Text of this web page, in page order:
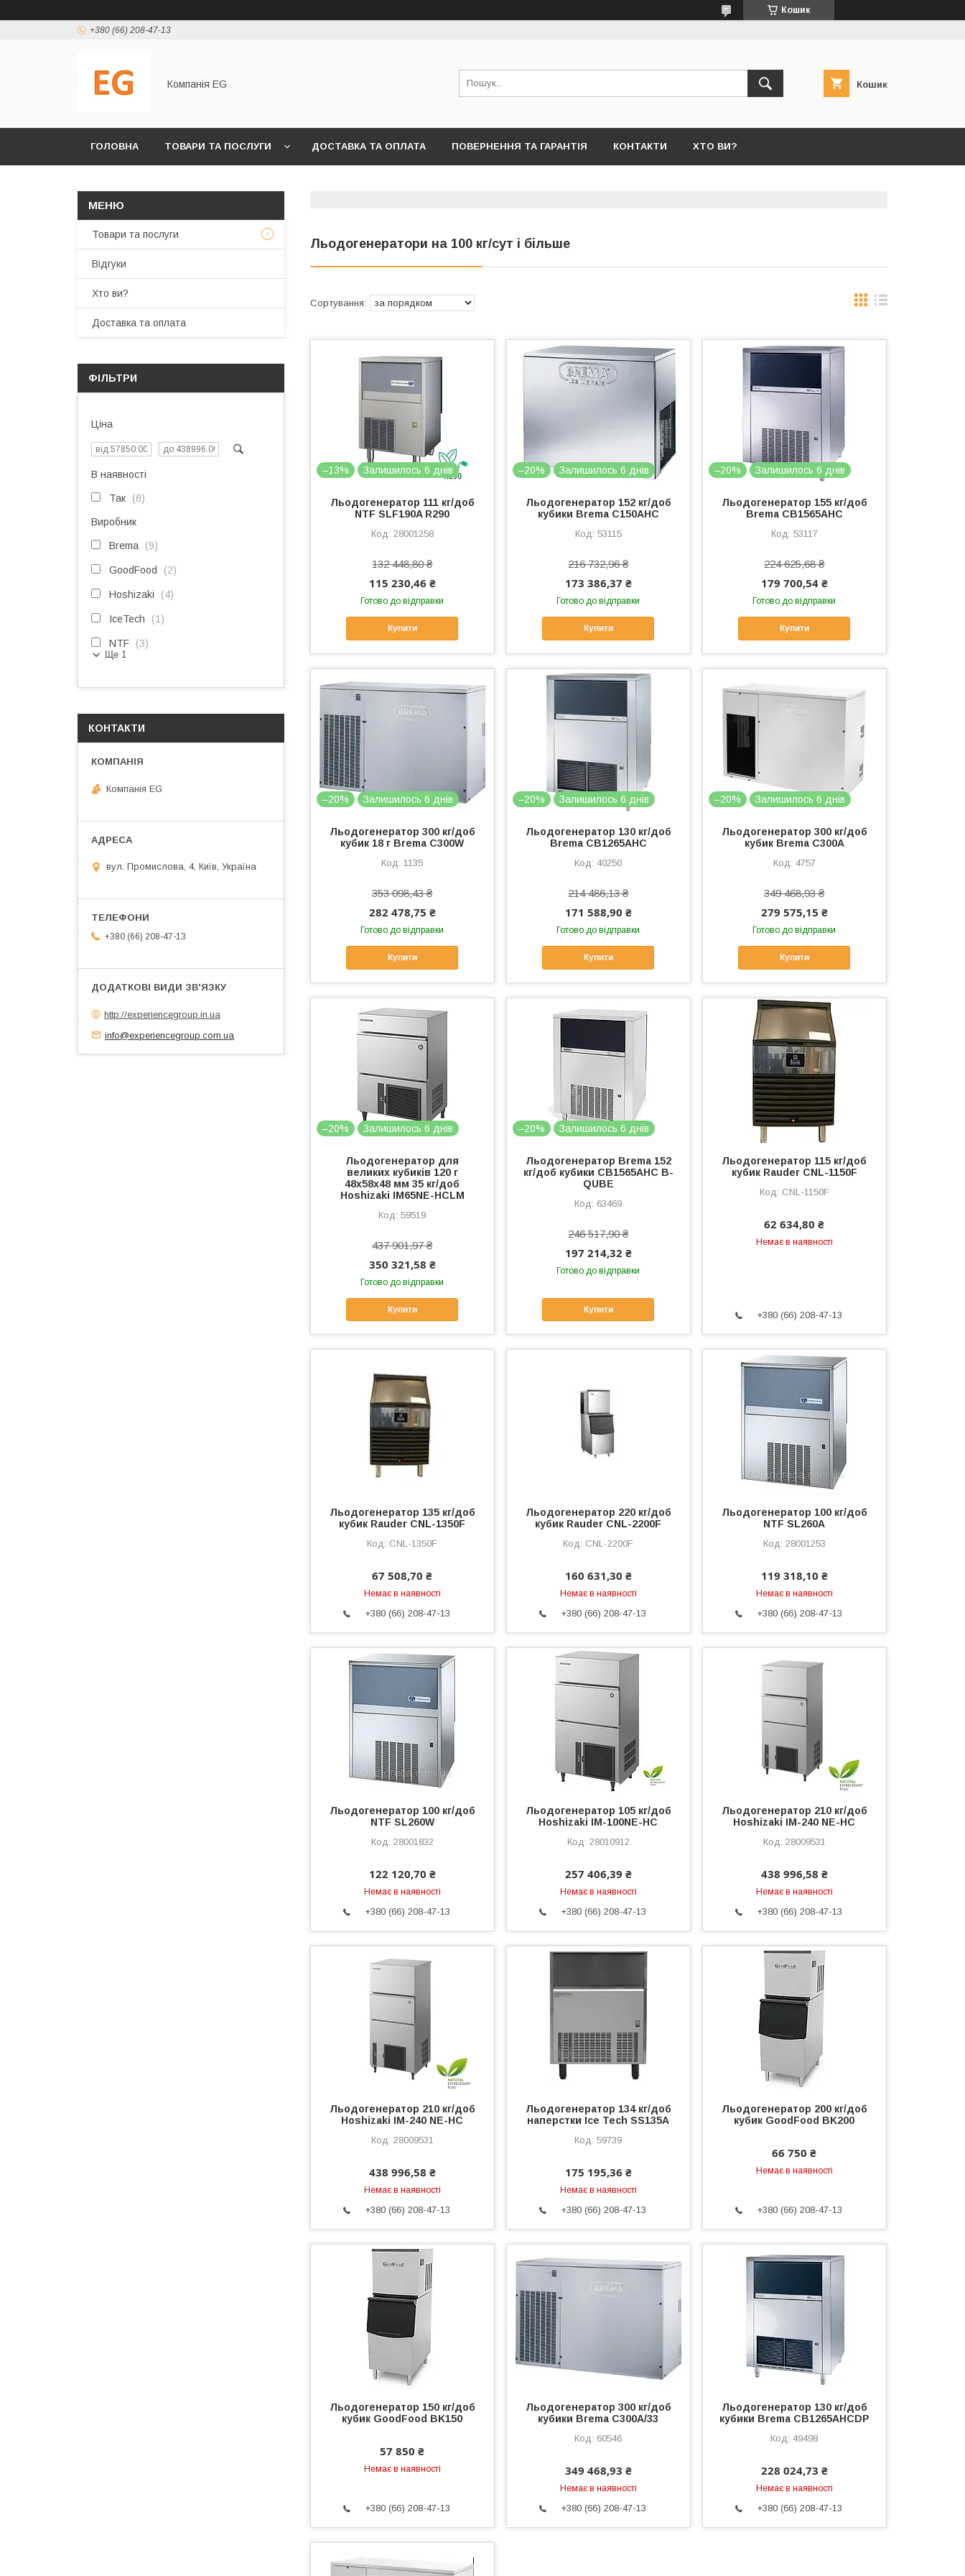
Кошик
+380 (66) 208-47-13
Компанія EG Кошик
ГОЛОВНА ТОВАРИ ТА ПОСЛУГИ ДОСТАВКА ТА ОПЛАТА ПОВЕРНЕННЯ ТА ГАРАНТІЯ КОНТАКТИ ХТО ВИ?
Льодогенератори на 100 кг/сут і більше
–13% Залишилось 6 днів
Льодогенератор 111 кг/доб
NTF SLF190A R290
28001258
132 448,80 ₴
115 230,46 ₴
Готово до відправки
Купити
–20% Залишилось 6 днів
Льодогенератор 152 кг/доб
кубики Brema C150AHC
53115
216 732,96 ₴
173 386,37 ₴
Готово до відправки
Купити
–20% Залишилось 6 днів
Льодогенератор 155 кг/доб
Brema CB1565AHC
53117
224 625,68 ₴
179 700,54 ₴
Готово до відправки
Купити
–20% Залишилось 6 днів
Льодогенератор 300 кг/доб
кубик 18 г Brema C300W
1135
353 098,43 ₴
282 478,75 ₴
Готово до відправки
Купити
–20% Залишилось 6 днів
Льодогенератор 130 кг/доб
Brema CB1265AHC
40250
214 486,13 ₴
171 588,90 ₴
Готово до відправки
Купити
–20% Залишилось 6 днів
Льодогенератор 300 кг/доб
кубик Brema C300A
4757
349 468,93 ₴
279 575,15 ₴
Готово до відправки
Купити
–20% Залишилось 6 днів
Льодогенератор для
великих кубиків 120 г
48х58х48 мм 35 кг/доб
Hoshizaki IM65NE-HCLM
59519
437 901,97 ₴
350 321,58 ₴
Готово до відправки
Купити
–20% Залишилось 6 днів
Льодогенератор Brema 152
кг/доб кубики CB1565AHC B-
QUBE
63469
246 517,90 ₴
197 214,32 ₴
Готово до відправки
Купити
Льодогенератор 115 кг/доб
кубик Rauder CNL-1150F
CNL-1150F
62 634,80 ₴
Немає в наявності
+380 (66) 208-47-13
Льодогенератор 135 кг/доб
кубик Rauder CNL-1350F
CNL-1350F
67 508,70 ₴
Немає в наявності
+380 (66) 208-47-13
Льодогенератор 220 кг/доб
кубик Rauder CNL-2200F
CNL-2200F
160 631,30 ₴
Немає в наявності
+380 (66) 208-47-13
Льодогенератор 100 кг/доб
NTF SL260A
28001253
119 318,10 ₴
Немає в наявності
+380 (66) 208-47-13
Льодогенератор 100 кг/доб
NTF SL260W
28001832
122 120,70 ₴
Немає в наявності
+380 (66) 208-47-13
Льодогенератор 105 кг/доб
Hoshizaki IM-100NE-HC
28010912
257 406,39 ₴
Немає в наявності
+380 (66) 208-47-13
Льодогенератор 210 кг/доб
Hoshizaki IM-240 NE-HC
28009531
438 996,58 ₴
Немає в наявності
+380 (66) 208-47-13
Льодогенератор 210 кг/доб
Hoshizaki IM-240 NE-HC
28009531
438 996,58 ₴
Немає в наявності
+380 (66) 208-47-13
Льодогенератор 134 кг/доб
наперстки Ice Tech SS135A
59739
175 195,36 ₴
Немає в наявності
+380 (66) 208-47-13
Льодогенератор 200 кг/доб
кубик GoodFood BK200
66 750 ₴
Немає в наявності
+380 (66) 208-47-13
Льодогенератор 150 кг/доб
кубик GoodFood BK150
57 850 ₴
Немає в наявності
+380 (66) 208-47-13
Льодогенератор 300 кг/доб
кубики Brema C300A/33
60546
349 468,93 ₴
Немає в наявності
+380 (66) 208-47-13
Льодогенератор 130 кг/доб
кубики Brema CB1265AHCDP
49498
228 024,73 ₴
Немає в наявності
+380 (66) 208-47-13
Товари та послуги
Відгуки
Хто ви?
Доставка та оплата
ФІЛЬТРИ
Ціна
В наявності
Так 8
Виробник
Brema 9
GoodFood 2
Hoshizaki 4
IceTech 1
NTF 3
Ще 1
КОНТАКТИ
Компанія EG
вул. Промислова, 4, Київ, Україна
+380 (66) 208-47-13
http://experiencegroup.in.ua
info@experiencegroup.com.ua